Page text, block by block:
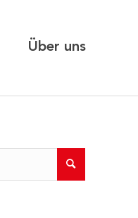
Über uns